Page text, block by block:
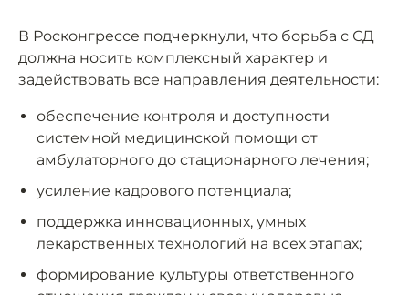
В Росконгрессе подчеркнули, что борьба с СД
должна носить комплексный характер и
задействовать все направления деятельности:
обеспечение контроля и доступности
системной медицинской помощи от
амбулаторного до стационарного лечения;
усиление кадрового потенциала;
поддержка инновационных, умных
лекарственных технологий на всех этапах;
формирование культуры ответственного